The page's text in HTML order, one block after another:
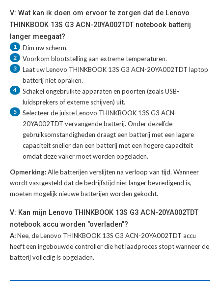
V: Wat kan ik doen om ervoor te zorgen dat de Lenovo
THINKBOOK 13S G3 ACN-20YA002TDT notebook batterij
langer meegaat?
1 Dim uw scherm.
2 Voorkom blootstelling aan extreme temperaturen.
3 Laat uwLenovo THINKBOOK 13S G3 ACN-20YA002TDT laptop
batterijniet opraken.
4
Schakel ongebruikte apparaten en poorten (zoals USB-
luidsprekers of externe schijven) uit.
5 Selecteer de juisteLenovo THINKBOOK 13S G3 ACN-
20YA002TDT vervangende batterij. Onder dezelfde
gebruiksomstandigheden draagt een batterij met een lagere
capaciteit sneller dan een batterij met een hogere capaciteit
omdat deze vaker moet worden opgeladen.
Opmerking:Alle batterijen verslijten na verloop van tijd. Wanneer
wordt vastgesteld dat de bedrijfstijd niet langer bevredigend is,
moeten mogelijk nieuwe batterijen worden gekocht.
V: Kan mijn Lenovo THINKBOOK 13S G3 ACN-20YA002TDT
notebook accu worden "overladen"?
A:Nee, de Lenovo THINKBOOK 13S G3 ACN-20YA002TDT accu
heeft een ingebouwde controller die het laadproces stopt wanneer de
batterij volledig is opgeladen.